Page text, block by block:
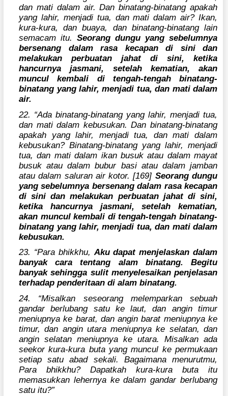
dan mati dalam air. Dan binatang-binatang apakah
yang lahir, menjadi tua, dan mati dalam air? Ikan,
kura-kura, dan buaya, dan binatang-binatang lain
semacam itu.Seorang dungu yang sebelumnya
bersenang dalam rasa kecapan di sini dan
melakukan perbuatan jahat di sini, ketika
hancurnya jasmani, setelah kematian, akan
muncul kembali di tengah-tengah binatang-
binatang yang lahir, menjadi tua, dan mati dalam
air.
22. “Ada binatang-binatang yang lahir, menjadi tua,
dan mati dalam kebusukan. Dan binatang-binatang
apakah yang lahir, menjadi tua, dan mati dalam
kebusukan? Binatang-binatang yang lahir, menjadi
tua, dan mati dalam ikan busuk atau dalam mayat
busuk atau dalam bubur basi atau dalam jamban
atau dalam saluran air kotor. [169] Seorang dungu
yang sebelumnya bersenang dalam rasa kecapan
di sini dan melakukan perbuatan jahat di sini,
ketika hancurnya jasmani, setelah kematian,
akan muncul kembali di tengah-tengah binatang-
binatang yang lahir, menjadi tua, dan mati dalam
kebusukan.
23. “Para bhikkhu,Aku dapat menjelaskan dalam
banyak cara tentang alam binatang. Begitu
banyak sehingga sulit menyelesaikan penjelasan
terhadap penderitaan di alam binatang.
24. “Misalkan seseorang melemparkan sebuah
gandar berlubang satu ke laut, dan angin timur
meniupnya ke barat, dan angin barat meniupnya ke
timur, dan angin utara meniupnya ke selatan, dan
angin selatan meniupnya ke utara. Misalkan ada
seekor kura-kura buta yang muncul ke permukaan
setiap satu abad sekali. Bagaimana menurutmu,
Para bhikkhu? Dapatkah kura-kura buta itu
memasukkan lehernya ke dalam gandar berlubang
satu itu?”